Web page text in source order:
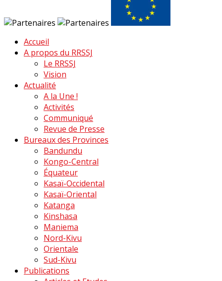
Accueil
A propos du RRSSJ
Le RRSSJ
Vision
Actualité
A la Une !
Activités
Communiqué
Revue de Presse
Bureaux des Provinces
Bandundu
Kongo-Central
Équateur
Kasaï-Occidental
Kasaï-Oriental
Katanga
Kinshasa
Maniema
Nord-Kivu
Orientale
Sud-Kivu
Publications